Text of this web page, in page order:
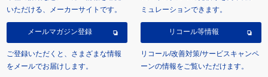
いただける、メーカーサイトです。
ミュレーションできます。
メールマガジン登録
ご登録いただくと、さまざまな情報
をメールでお届けします。
リコール等情報
リコール/改善対策/サービスキャンペ
ーンの情報をご覧いただけます。